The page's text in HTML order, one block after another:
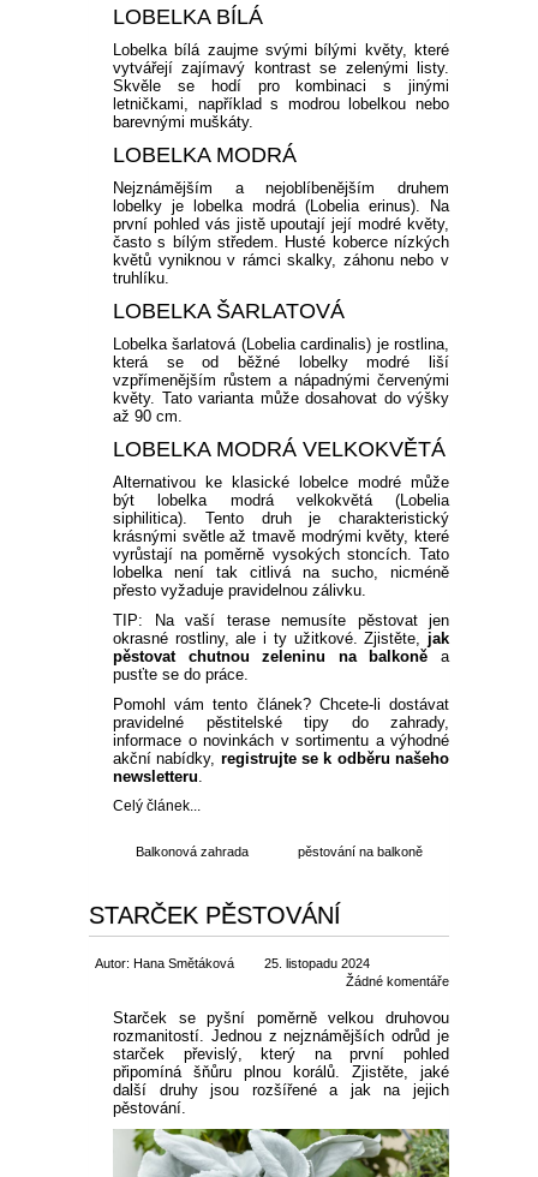
LOBELKA BÍLÁ
Lobelka bílá zaujme svými bílými květy, které
vytvářejí zajímavý kontrast se zelenými listy.
Skvěle se hodí pro kombinaci s jinými
letničkami, například s modrou lobelkou nebo
barevnými muškáty.
LOBELKA MODRÁ
Nejznámějším a nejoblíbenějším druhem
lobelky je lobelka modrá (Lobelia erinus). Na
první pohled vás jistě upoutají její modré květy,
často s bílým středem. Husté koberce nízkých
květů vyniknou v rámci skalky, záhonu nebo v
truhlíku.
LOBELKA ŠARLATOVÁ
Lobelka šarlatová (Lobelia cardinalis) je rostlina,
která se od běžné lobelky modré liší
vzpřímenějším růstem a nápadnými červenými
květy. Tato varianta může dosahovat do výšky
až 90 cm.
LOBELKA MODRÁ VELKOKVĚTÁ
Alternativou ke klasické lobelce modré může
být lobelka modrá velkokvětá (Lobelia
siphilitica). Tento druh je charakteristický
krásnými světle až tmavě modrými květy, které
vyrůstají na poměrně vysokých stoncích. Tato
lobelka není tak citlivá na sucho, nicméně
přesto vyžaduje pravidelnou zálivku.
TIP: Na vaší terase nemusíte pěstovat jen
okrasné rostliny, ale i ty užitkové. Zjistěte, jak
pěstovat chutnou zeleninu na balkoně a
pusťte se do práce.
Pomohl vám tento článek? Chcete-li dostávat
pravidelné pěstitelské tipy do zahrady,
informace o novinkách v sortimentu a výhodné
akční nabídky, registrujte se k odběru našeho
newsletteru.
Celý článek...
Balkonová zahrada pěstování na balkoně
STARČEK PĚSTOVÁNÍ
Autor: Hana Smětáková
25. listopadu 2024
Žádné komentáře
Starček se pyšní poměrně velkou druhovou
rozmanitostí. Jednou z nejznámějších odrůd je
starček převislý, který na první pohled
připomíná šňůru plnou korálů. Zjistěte, jaké
další druhy jsou rozšířené a jak na jejich
pěstování.